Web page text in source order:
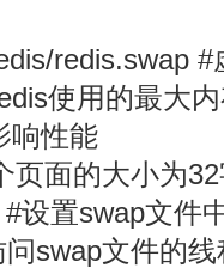
redis.swap
使用的最大
响性能
页面的大小为
设置swap文件
swap文件的线